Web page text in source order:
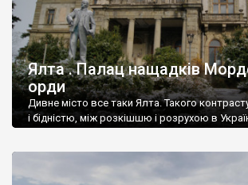
Ялта . Палац нащадків
орди
Дивне місто все таки Ялта. Такого
і бідністю, між розкішшю і розрухою в